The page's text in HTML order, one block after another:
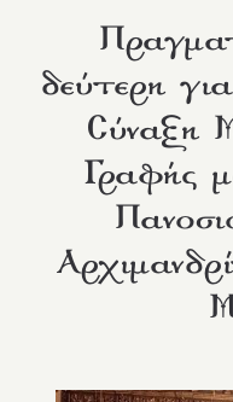
δεύτερη
Σύναξη
Γραφής